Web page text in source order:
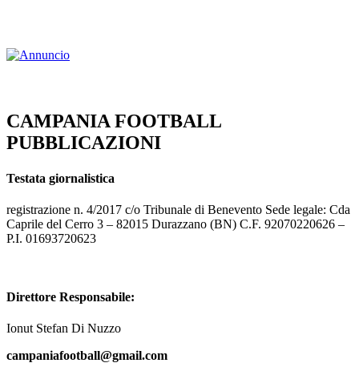
CAMPANIA FOOTBALL
PUBBLICAZIONI
Testata giornalistica
registrazione n. 4/2017 c/o Tribunale di Benevento Sede legale: Cda
Caprile del Cerro 3 – 82015 Durazzano (BN) C.F. 92070220626 –
P.I. 01693720623
Direttore Responsabile:
Ionut Stefan Di Nuzzo
campaniafootball@gmail.com